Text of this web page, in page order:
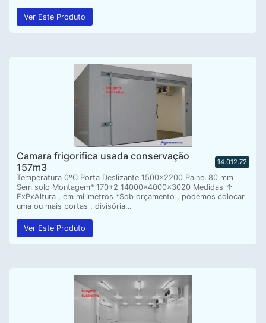
Ver Este Produto
Camara frigorifica usada conservação
157m3
14.012.72
Temperatura 0ºC Porta Deslizante 1500×2200 Painel 80 mm
Sem solo Montagem* 170+2 14000x4000x3020 Medidas ↑
FxPxAltura , em milimetros *Sob orçamento , podemos colocar
uma ou mais portas , divisória…
Ver Este Produto